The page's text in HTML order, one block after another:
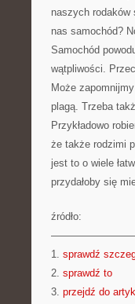
naszych
nas samochód?
Samochód
wątpliwości.
Może
plagą. Trzeba
Przykładowo
że także rodzimi
jest to o wiele
przydałoby się
źródło:
1. sprawdź
2. sprawdź to
3. przejdź do